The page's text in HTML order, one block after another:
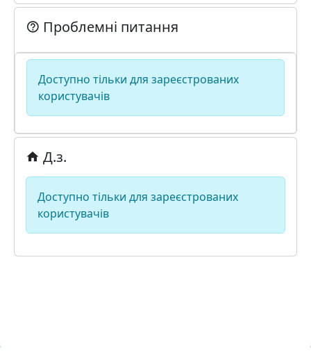
Проблемні питання
Доступно тільки для зареєстрованих
користувачів
Д.з.
Доступно тільки для зареєстрованих
користувачів